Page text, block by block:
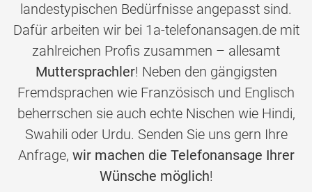
landestypischen Bedürfnisse angepasst sind.
Dafür arbeiten wir bei 1a-telefonansagen.de mit
zahlreichen Profis zusammen – allesamt
Muttersprachler! Neben den gängigsten
Fremdsprachen wie Französisch und Englisch
beherrschen sie auch echte Nischen wie Hindi,
Swahili oder Urdu. Senden Sie uns gern Ihre
Anfrage, wir machen die Telefonansage Ihrer
Wünsche möglich!